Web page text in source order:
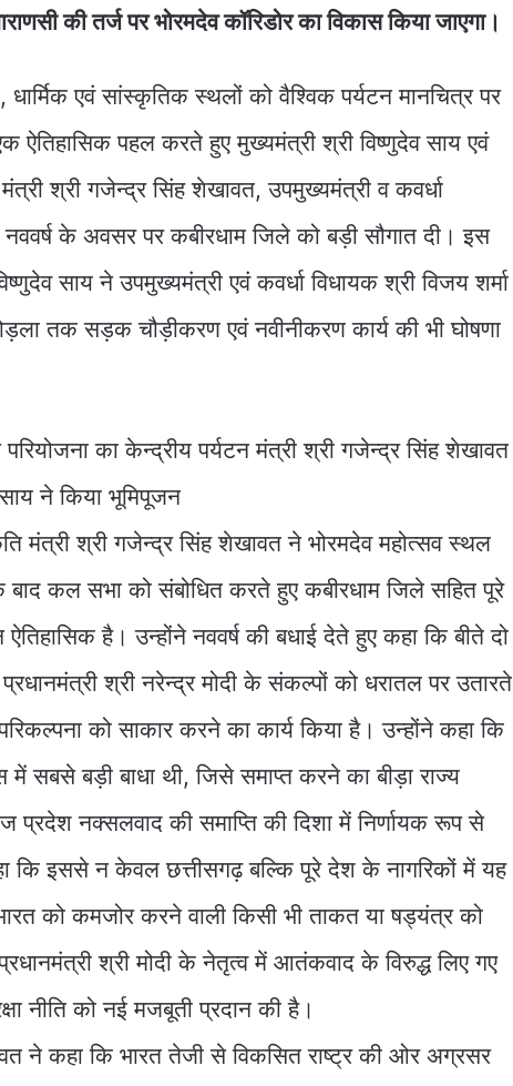
की तर्ज पर भोरमदेव कॉरिडोर का विकास किया जाएगा।
एवं सांस्कृतिक स्थलों को वैश्विक पर्यटन मानचित्र पर
ऐतिहासिक पहल करते हुए मुख्यमंत्री श्री विष्णुदेव साय एवं
श्री गजेन्द्र सिंह शेखावत, उपमुख्यमंत्री व कवर्धा
नववर्ष के अवसर पर कबीरधाम जिले को बड़ी सौगात दी। इस
साय ने उपमुख्यमंत्री एवं कवर्धा विधायक श्री विजय शर्मा
तक सड़क चौड़ीकरण एवं नवीनीकरण कार्य की भी घोषणा
मंत्री श्री गजेन्द्र सिंह शेखावत ने भोरमदेव महोत्सव स्थल
बाद कल सभा को संबोधित करते हुए कबीरधाम जिले सहित पूरे
है। उन्होंने नववर्ष की बधाई देते हुए कहा कि बीते दो
श्री नरेन्द्र मोदी के संकल्पों को धरातल पर उतारते
को साकार करने का कार्य किया है। उन्होंने कहा कि
सबसे बड़ी बाधा थी, जिसे समाप्त करने का बीड़ा राज्य
नक्सलवाद की समाप्ति की दिशा में निर्णायक रूप से
कि इससे न केवल छत्तीसगढ़ बल्कि पूरे देश के नागरिकों में यह
को कमजोर करने वाली किसी भी ताकत या षड्यंत्र को
प्रधानमंत्री श्री मोदी के नेतृत्व में आतंकवाद के विरुद्ध लिए गए
नीति को नई मजबूती प्रदान की है।
ने कहा कि भारत तेजी से विकसित राष्ट्र की ओर अग्रसर